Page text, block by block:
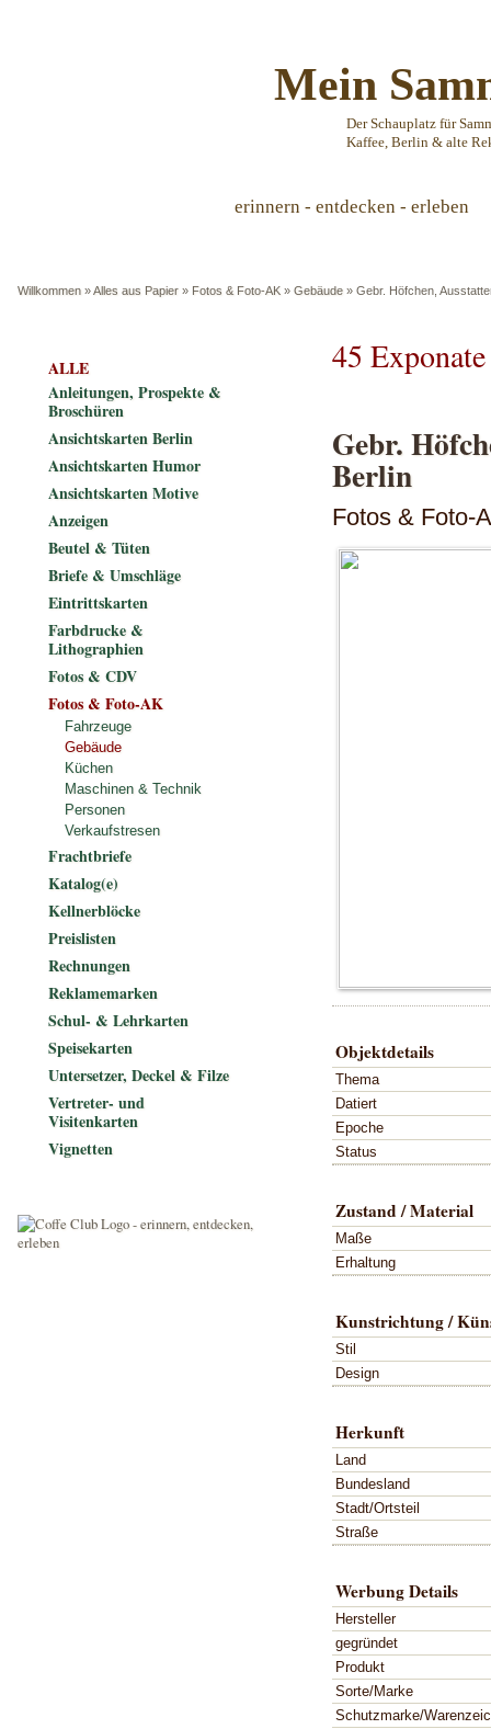
Mein
Der Schauplatz für
Kaffee, Berlin & alte
erinnern - entdecken - erleben
Willkommen »Alles aus Papier » Fotos & Foto-AK » Gebäude » Gebr. Höfchen,
45
Gebr.
Berlin
Fotos & Foto-
Objektdetails
Thema
Datiert
Epoche
Status
Zustand / Material
Maße
Erhaltung
Kunstrichtung /
Stil
Design
Herkunft
Land
Bundesland
Stadt/Ortsteil
Straße
Werbung Details
Hersteller
gegründet
Produkt
Sorte/Marke
Schutzmarke/
ALLE
Anleitungen, Prospekte &
Broschüren
Ansichtskarten Berlin
Ansichtskarten Humor
Ansichtskarten Motive
Anzeigen
Beutel & Tüten
Briefe & Umschläge
Eintrittskarten
Farbdrucke &
Lithographien
Fotos & CDV
Fotos & Foto-AK
Fahrzeuge
Gebäude
Küchen
Maschinen & Technik
Personen
Verkaufstresen
Frachtbriefe
Katalog(e)
Kellnerblöcke
Preislisten
Rechnungen
Reklamemarken
Schul- & Lehrkarten
Speisekarten
Untersetzer, Deckel & Filze
Vertreter- und
Visitenkarten
Vignetten